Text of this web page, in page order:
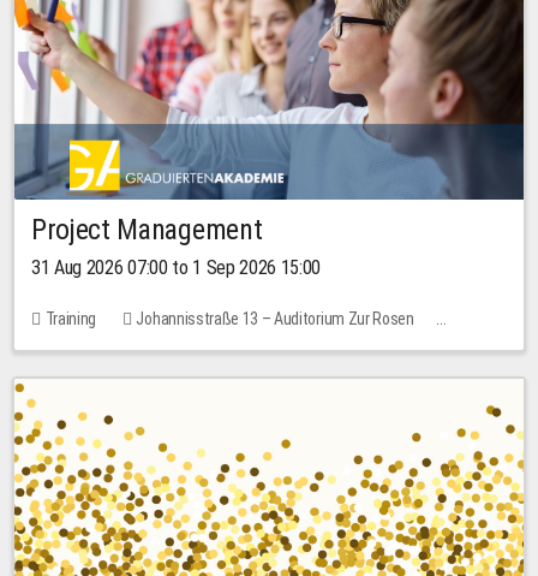
Project Management
31 Aug 2026 07:00 to 1 Sep 2026 15:00
Training
Johannisstraße 13 – Auditorium Zur Rosen
No free places
30.00 EUR